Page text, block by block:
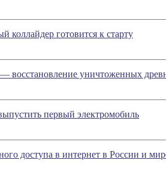
коллайдер готовится к старту
восстановление уничтоженных
первый электромобиль
доступа в интернет в России и